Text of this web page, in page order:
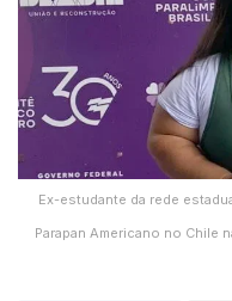
Ex-estudante da rede
Parapan Americano no Chile